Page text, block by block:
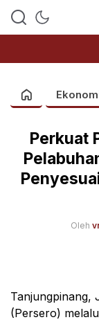
Perkuat
Oleh
Tanjungpinang,
(Persero)